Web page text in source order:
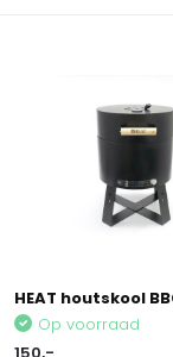
HEAT houtskool
Op voorraad